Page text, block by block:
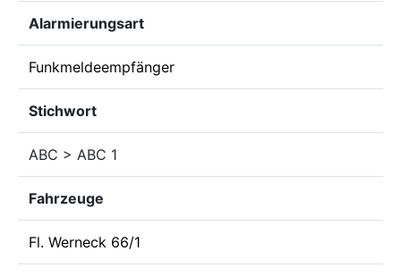
Alarmierungsart
Funkmeldeempfänger
Stichwort
ABC > ABC 1
Fahrzeuge
Fl. Werneck 66/1